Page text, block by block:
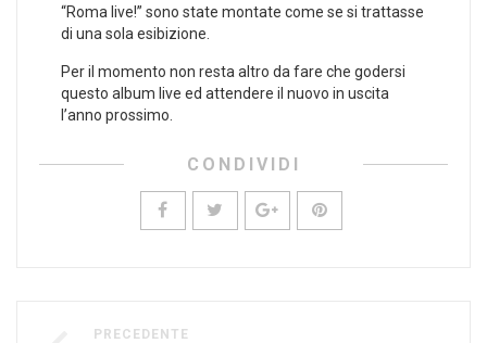
“Roma live!” sono state montate come se si trattasse
di una sola esibizione.
Per il momento non resta altro da fare che godersi
questo album live ed attendere il nuovo in uscita
l’anno prossimo.
CONDIVIDI
PRECEDENTE